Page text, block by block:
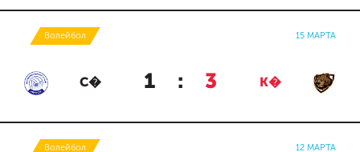
Волейбол 15 МАРТА
С� 1 : 3 К�
Волейбол 12 МАРТА